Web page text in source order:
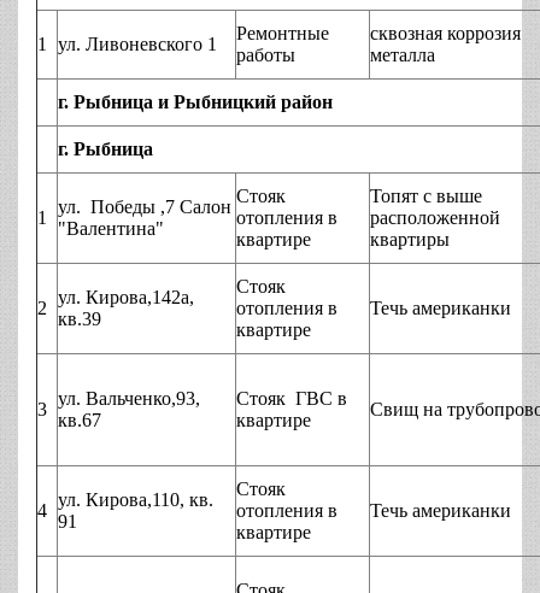
1 ул. Ливоневского 1
Ремонтные
работы
сквозная коррозия
металла
г. Рыбница и Рыбницкий район
г. Рыбница
1
ул. Победы ,7 Салон
"Валентина"
Стояк
отопления в
квартире
Топят с выше
расположенной
квартиры
2
ул. Кирова,142а,
кв.39
Стояк
отопления в
квартире
Течь американки
3
ул. Вальченко,93,
кв.67
Стояк ГВС в
квартире
Свищ на
4
ул. Кирова,110, кв.
91
Стояк
отопления в
квартире
Течь американки